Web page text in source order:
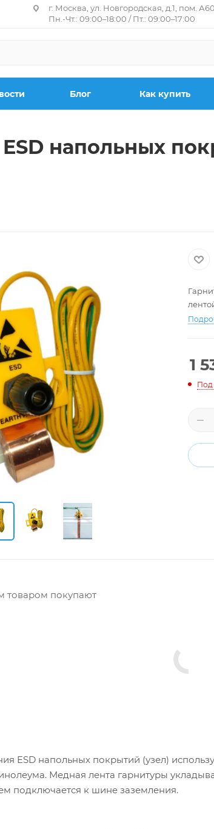
г. Москва, ул. Новгородская, д.1, пом.
Пн.-Чт.: 09:00–18:00 / Пт.: 09:00–17:00
Блог Как купить
напольных
1
Под
товаром покупают
ESD напольных покрытий (узел)
Медная лента гарнитуры
подключается к шине заземления.